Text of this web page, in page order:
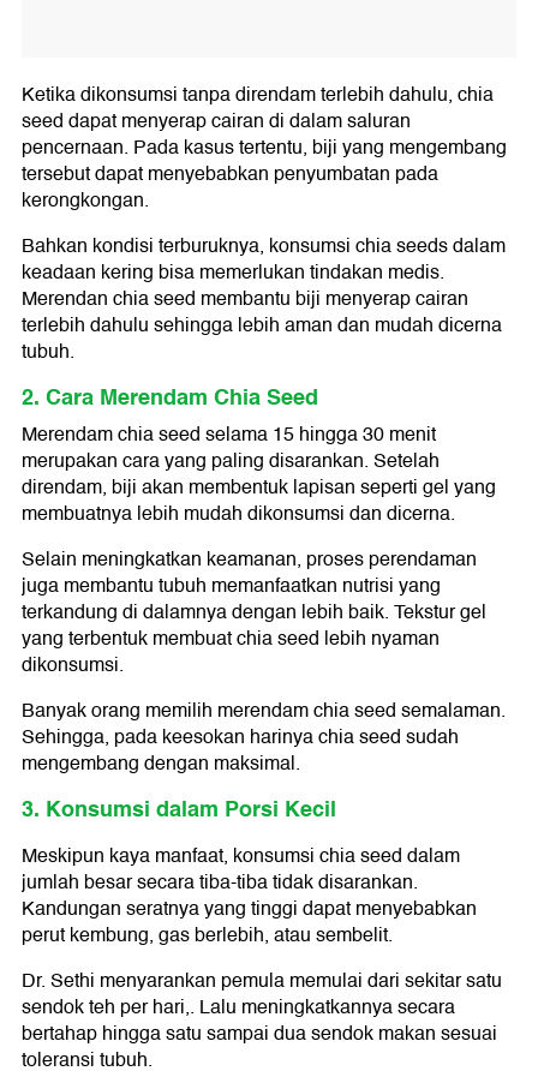
Ketika dikonsumsi tanpa direndam terlebih dahulu, chia
seed dapat menyerap cairan di dalam saluran
pencernaan. Pada kasus tertentu, biji yang mengembang
tersebut dapat menyebabkan penyumbatan pada
kerongkongan.
Bahkan kondisi terburuknya, konsumsi chia seeds dalam
keadaan kering bisa memerlukan tindakan medis.
Merendan chia seed membantu biji menyerap cairan
terlebih dahulu sehingga lebih aman dan mudah dicerna
tubuh.
2. Cara Merendam Chia Seed
Merendam chia seed selama 15 hingga 30 menit
merupakan cara yang paling disarankan. Setelah
direndam, biji akan membentuk lapisan seperti gel yang
membuatnya lebih mudah dikonsumsi dan dicerna.
Selain meningkatkan keamanan, proses perendaman
juga membantu tubuh memanfaatkan nutrisi yang
terkandung di dalamnya dengan lebih baik. Tekstur gel
yang terbentuk membuat chia seed lebih nyaman
dikonsumsi.
Banyak orang memilih merendam chia seed semalaman.
Sehingga, pada keesokan harinya chia seed sudah
mengembang dengan maksimal.
3. Konsumsi dalam Porsi Kecil
Meskipun kaya manfaat, konsumsi chia seed dalam
jumlah besar secara tiba-tiba tidak disarankan.
Kandungan seratnya yang tinggi dapat menyebabkan
perut kembung, gas berlebih, atau sembelit.
Dr. Sethi menyarankan pemula memulai dari sekitar satu
sendok teh per hari,. Lalu meningkatkannya secara
bertahap hingga satu sampai dua sendok makan sesuai
toleransi tubuh.